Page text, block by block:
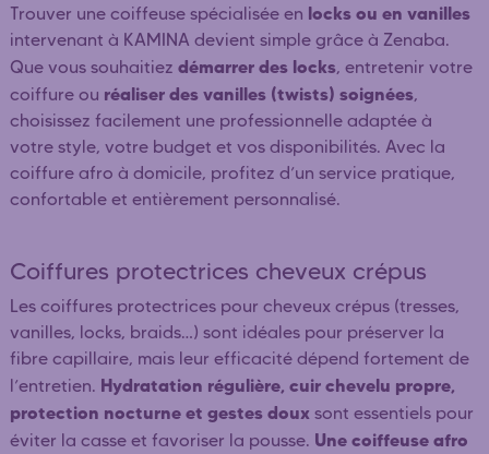
Trouver une coiffeuse spécialisée en locks ou en vanilles
intervenant à KAMINA devient simple grâce à Zenaba.
Que vous souhaitiez démarrer des locks, entretenir votre
coiffure ou réaliser des vanilles (twists) soignées,
choisissez facilement une professionnelle adaptée à
votre style, votre budget et vos disponibilités. Avec la
coiffure afro à domicile, profitez d’un service pratique,
confortable et entièrement personnalisé.
Coiffures protectrices cheveux crépus
Les coiffures protectrices pour cheveux crépus (tresses,
vanilles, locks, braids…) sont idéales pour préserver la
fibre capillaire, mais leur efficacité dépend fortement de
l’entretien. Hydratation régulière, cuir chevelu propre,
protection nocturne et gestes doux sont essentiels pour
éviter la casse et favoriser la pousse. Une coiffeuse afro